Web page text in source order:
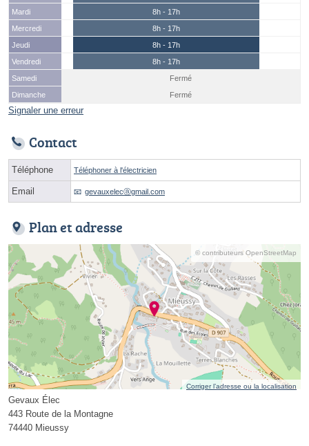
Mardi
8h - 17h
Mercredi
8h - 17h
Jeudi
8h - 17h
Vendredi
8h - 17h
Samedi
Fermé
Dimanche
Fermé
Signaler une erreur
Contact
Téléphone Téléphoner à l'électricien
Email gevauxelecⓐgmail.com
Plan et adresse
© contributeurs OpenStreetMap
Corriger l’adresse ou la localisation
Gevaux Élec
443 Route de la Montagne
74440 Mieussy